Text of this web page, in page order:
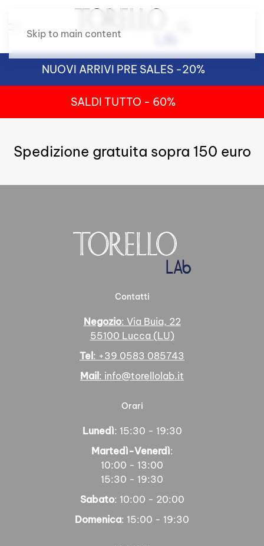
Skip to main content
NUOVI ARRIVI PRE SALES -20%
SALDI TUTTO - 60%
Spedizione gratuita sopra 150 euro
Contatti
Negozio: Via Buia, 22
55100 Lucca (LU)
Tel: +39 0583 085743
Mail: info@torellolab.it
Orari
Lunedì: 15:30 - 19:30
Martedì-Venerdì:
10:00 - 13:00
15:30 - 19:30
Sabato: 10:00 - 20:00
Domenica: 15:00 - 19:30